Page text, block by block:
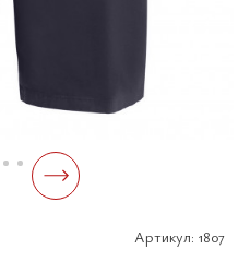
Артикул: 1807